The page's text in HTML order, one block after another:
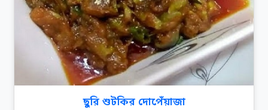
ছুরি শুটকির দোপেঁয়াজা